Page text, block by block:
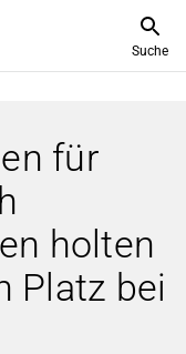
Suche
für
holten
Platz bei